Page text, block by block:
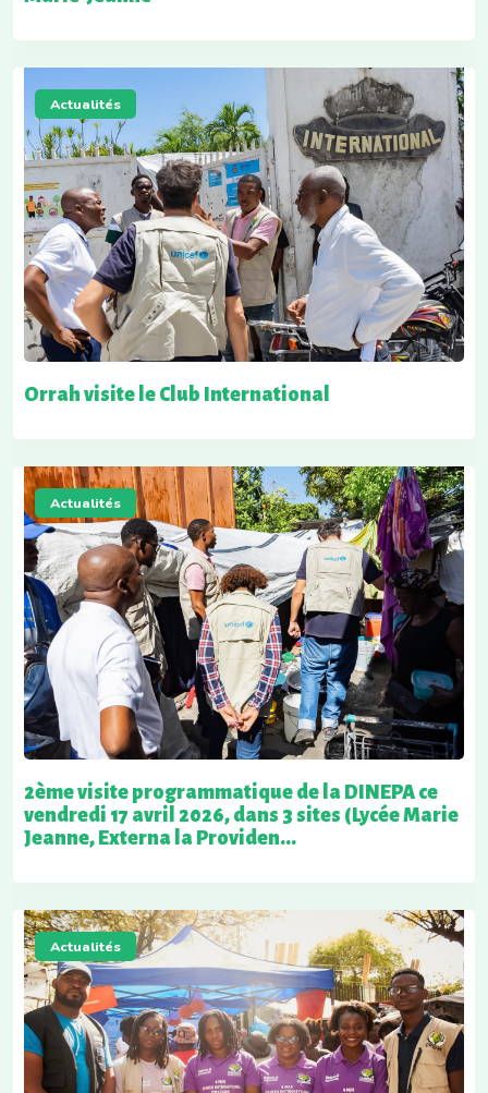
Actualités
Orrah visite le Club International
Actualités
2ème visite programmatique de la DINEPA ce
vendredi 17 avril 2026, dans 3 sites (Lycée Marie
Jeanne, Externa la Providen...
Actualités